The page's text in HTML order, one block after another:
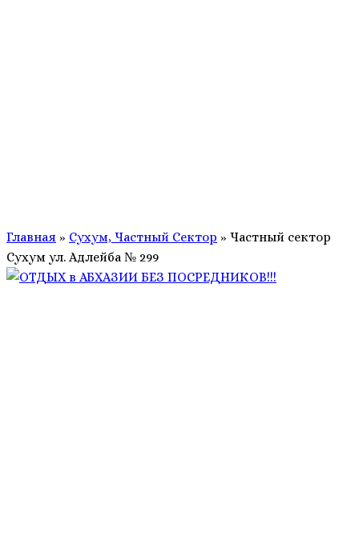
Главная » Сухум, Частный Сектор » Частный сектор
Сухум ул. Адлейба № 299